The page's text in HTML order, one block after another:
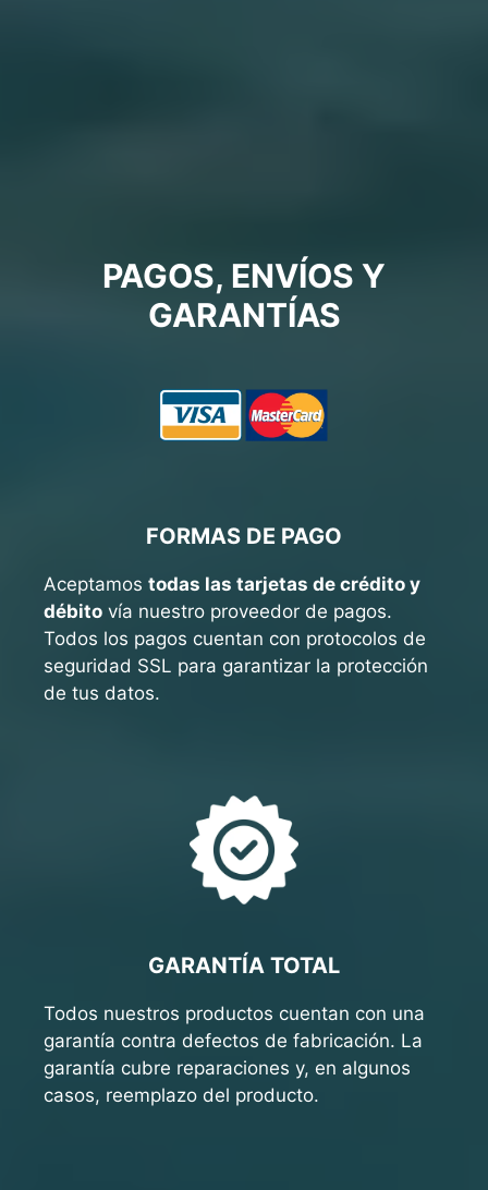
PAGOS, ENVÍOS Y
GARANTÍAS
FORMAS DE PAGO
Aceptamos todas las tarjetas de crédito y
débito vía nuestro proveedor de pagos.
Todos los pagos cuentan con protocolos de
seguridad SSL para garantizar la protección
de tus datos.
GARANTÍA TOTAL
Todos nuestros productos cuentan con una
garantía contra defectos de fabricación. La
garantía cubre reparaciones y, en algunos
casos, reemplazo del producto.